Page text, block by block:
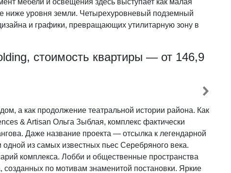
ниже уровня земли. Четырехуровневый подземный
и графики, превращающих утилитарную зону в
стоимость квартиры — от 146,9
а как продолжение театральной истории района. Как
& Artisan Ольга Зыблая, комплекс фактически
Даже название проекта — отсылка к легендарной
из самых известных пьес Серебряного века.
комплекса. Лобби и общественные пространства
по мотивам знаменитой постановки. Яркие